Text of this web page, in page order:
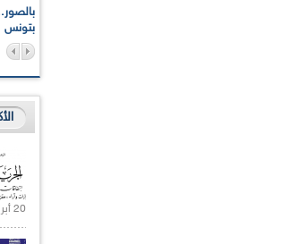
بتونس
20 أبريل 2021 |